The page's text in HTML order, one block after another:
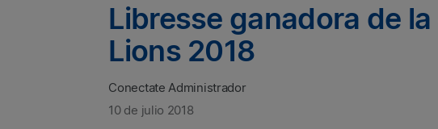
Libresse ganadora de
Lions 2018
Conectate Administrador
10 de julio 2018